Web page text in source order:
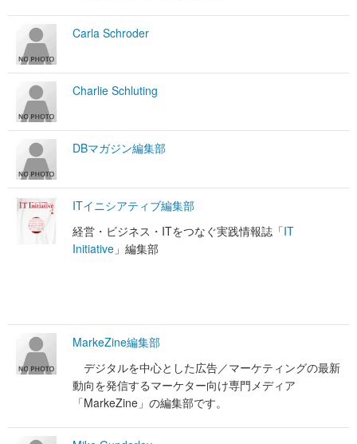
Carla Schroder
Charlie Schluting
DBマガジン編集部
ITイニシアティブ編集部
経営・ビジネス・ITをつなぐ実践情報誌「IT
Initiative 」編集部
MarkeZine編集部
デジタルを中心とした広告／マーケティングの最新
動向を発信するマーケター向け専門メディア
「MarkeZine」の編集部です。